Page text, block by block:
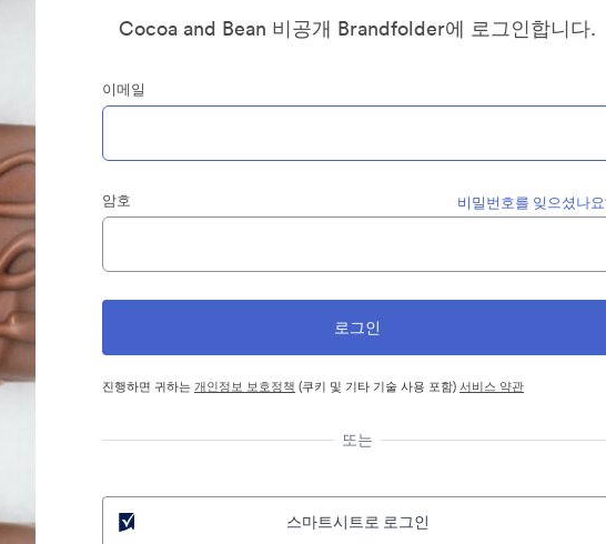
Cocoa and Bean 비공개 Brandfolder에 로그인합니다.
이메일
암호 비밀번호를 잊으셨나
진행하면 귀하는개인정보 보호정책 (쿠키 및 기타 기술 사용 포함)서비스 약관
또는
스마트시트로 로그인